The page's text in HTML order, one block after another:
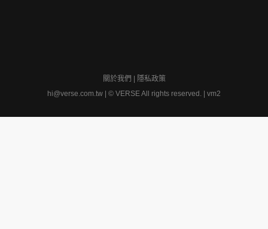
to follow the most updated cultural views.